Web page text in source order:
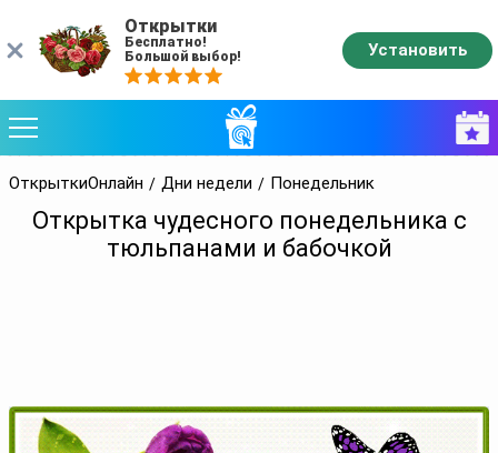
ОткрыткиОнлайн Дни недели Понедельник
Открытка чудесного понедельника с
тюльпанами и бабочкой
Открытки
Бесплатно!
Большой выбор!
Установить